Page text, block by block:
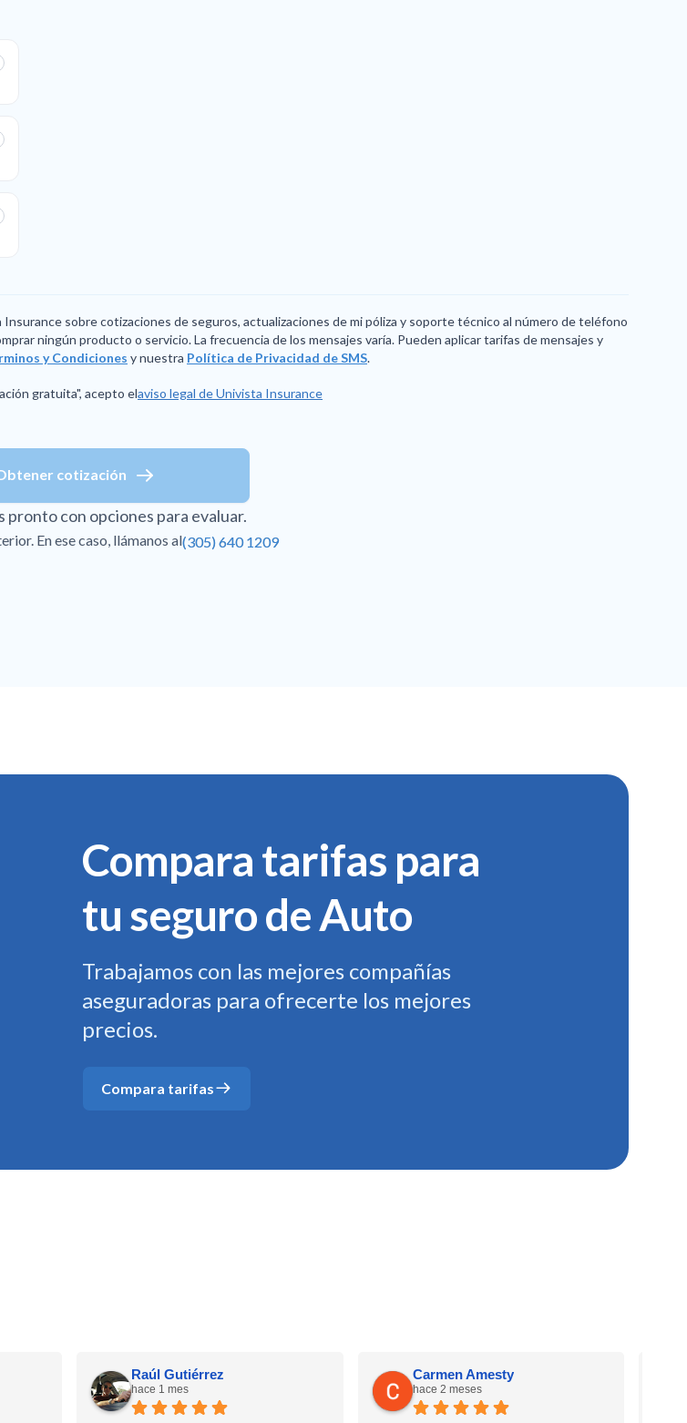
sobre cotizaciones de seguros, actualizaciones de mi póliza y soporte técnico al número de teléfono
ningún producto o servicio. La frecuencia de los mensajes varía. Pueden aplicar tarifas de mensajes y
y Condiciones y nuestra Política de Privacidad de SMS.
gratuita", acepto elaviso legal de Univista Insurance
cotización
pronto con opciones para evaluar.
En ese caso, llámanos al(305) 640 1209
Compara tarifas para
tu seguro de Auto
Trabajamos con las mejores compañías
aseguradoras para ofrecerte los mejores
precios.
Compara tarifas
Raúl Gutiérrez
hace 1 mes
Carmen Amesty
hace 2 meses